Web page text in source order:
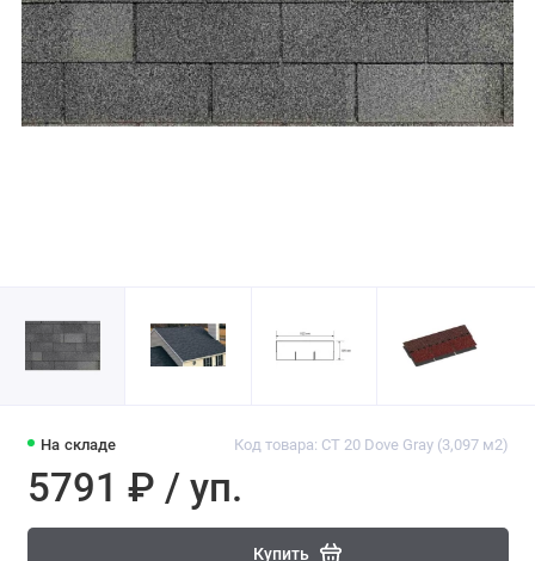
На складе Код товара: CT 20 Dove Gray (3,097 м2)
5791 ₽ / уп.
Купить